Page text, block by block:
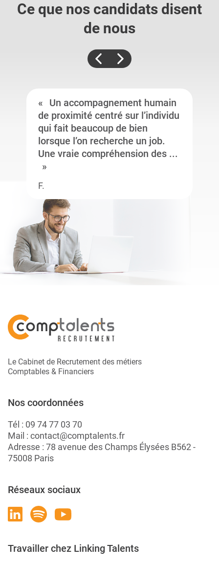
Ce que nos candidats disent
de nous
Un accompagnement humain
de proximité centré sur l’individu
qui fait beaucoup de bien
lorsque l’on recherche un job.
Une vraie compréhension des ...
F.
Le Cabinet de Recrutement des métiers
Comptables & Financiers
Nos coordonnées
Tél : 09 74 77 03 70
Mail : contact@comptalents.fr
Adresse : 78 avenue des Champs Élysées B562 -
75008 Paris
Réseaux sociaux
Travailler chez Linking Talents